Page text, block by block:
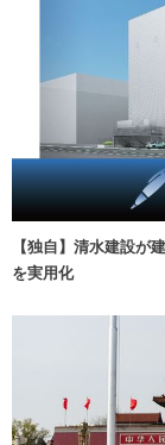
【独自】清水建設が
を実用化